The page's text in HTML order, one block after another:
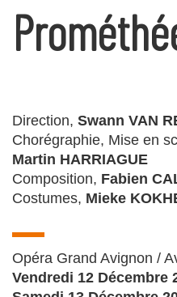
Direction, Swann VAN
Chorégraphie, Mise en
Martin HARRIAGUE
Composition, Fabien
Costumes, Mieke
Opéra Grand Avignon /
Vendredi 12 Décembre